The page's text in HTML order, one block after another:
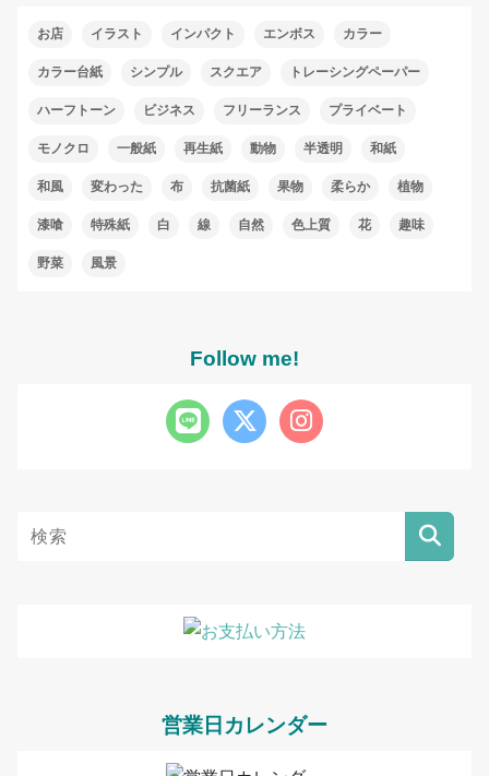
お店 イラスト インパクト エンボス カラー
カラー台紙 シンプル スクエア トレーシングペーパー
ハーフトーン ビジネス フリーランス プライベート
モノクロ 一般紙 再生紙 動物 半透明 和紙
和風 変わった 布 抗菌紙 果物 柔らか 植物
漆喰 特殊紙 白 線 自然 色上質 花 趣味
野菜 風景
Follow me!
営業日カレンダー